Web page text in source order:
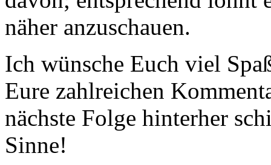
näher anzuschauen.
Ich wünsche Euch viel
Eure zahlreichen
nächste Folge hinterher
Sinne!